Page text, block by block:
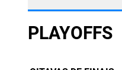
PLAYOFFS